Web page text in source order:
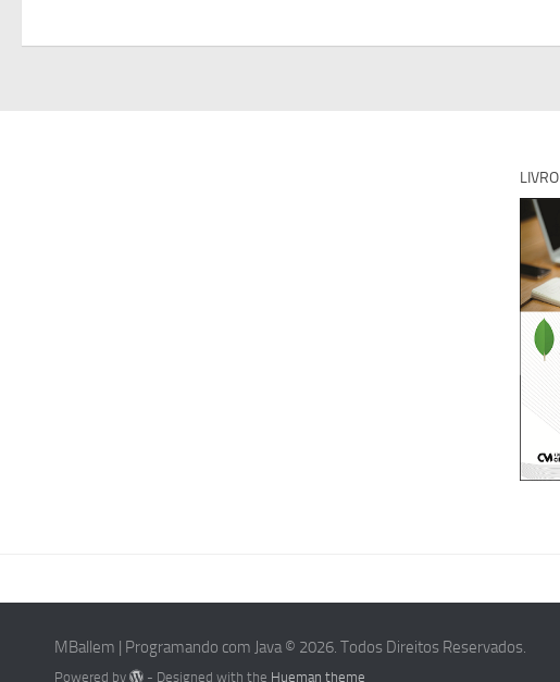
LIVRO
MBallem | Programando com Java © 2026. Todos Direitos Reservados.
Powered by - Designed with the Hueman theme